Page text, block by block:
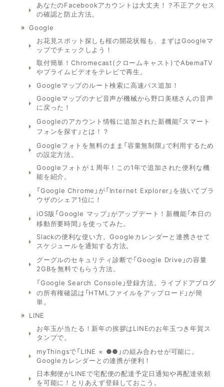
あなたのFacebookアカウントは大丈夫！？不正アクセス
の確認と防止方法。
Google
お花見スポット探しも桜の開花状報も、まずはGoogleマ
ップでチェックしよう！
取付簡単！Chromecast(クロームキャスト)でAbemaTV
やプライムビデオをテレビで再生。
Googleマップのルート検索に高速バス追加！
Googleマップのナビ音声が機械から野口美穂さんの音声
に戻った！
Googleのアカウント情報に追加された新機能「スマート
フォンを探す」とは！？
Googleフォトを無料のまま「容量無制限」で利用するため
の設定方法。
Googleフォトが１周年！この1年で追加された便利な機
能を紹介。
「Google Chrome」が「Internet Explorer」を抜いてブラ
ウザのシェア1位に！
iOS版「Google マップ」がアップデート！新機能「本日の
移動所要時間」を使ってみた。
Slackの便利な使い方。Googleカレンダーと連携させて
スケジュールを通知する方法。
グーグルのセキュリティ診断で「Google Drive」の容量
2GBを無料でもらう方法。
「Google Search Console」登録方法。ライブドアブログ
の所有権確認は「HTMLファイルをアップロード」が簡
単。
LINE
お年玉が当たる！新年の挨拶はLINEのお年玉つき年賀ス
タンプで。
myThingsで「LINE × ●●」の組み合わせが可能に。
Googleカレンダーとの連携が便利！
日本郵便がLINEで宅配便の配達予定日通知や再配達依頼
を可能に！とりあえず登録しておこう。